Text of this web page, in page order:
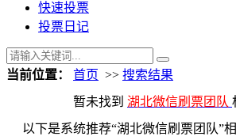
快速投票
投票日记
当前位置： 首页 >> 搜索结果
暂未找到 湖北微信刷票团队
以下是系统推荐“湖北微信刷票团队”